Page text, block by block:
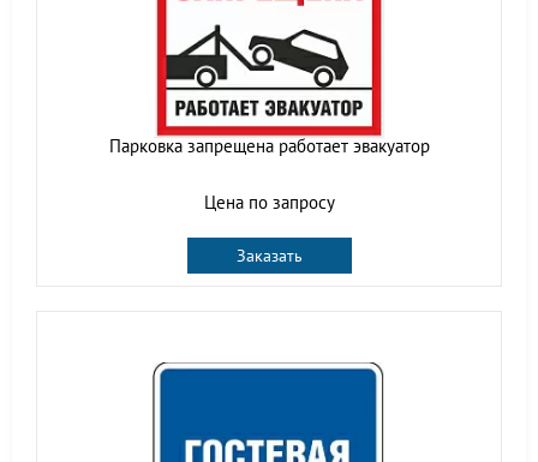
Парковка запрещена работает эвакуатор
Цена по запросу
Заказать